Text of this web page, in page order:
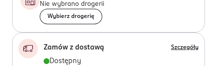
Nie wybrano drogerii
Wybierz drogerię
Zamów z dostawą Szczegóły
Dostępny